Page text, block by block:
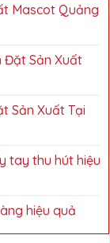
Mascot Quảng
Đặt Sản Xuất
Sản Xuất Tại
tay thu hút hiệu
hiệu quả